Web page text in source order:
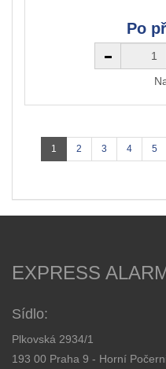
Po
1 2 3 4 5
EXPRESS
Sídlo:
Plkovská 2934/1
193 00 Praha 9 - Horní